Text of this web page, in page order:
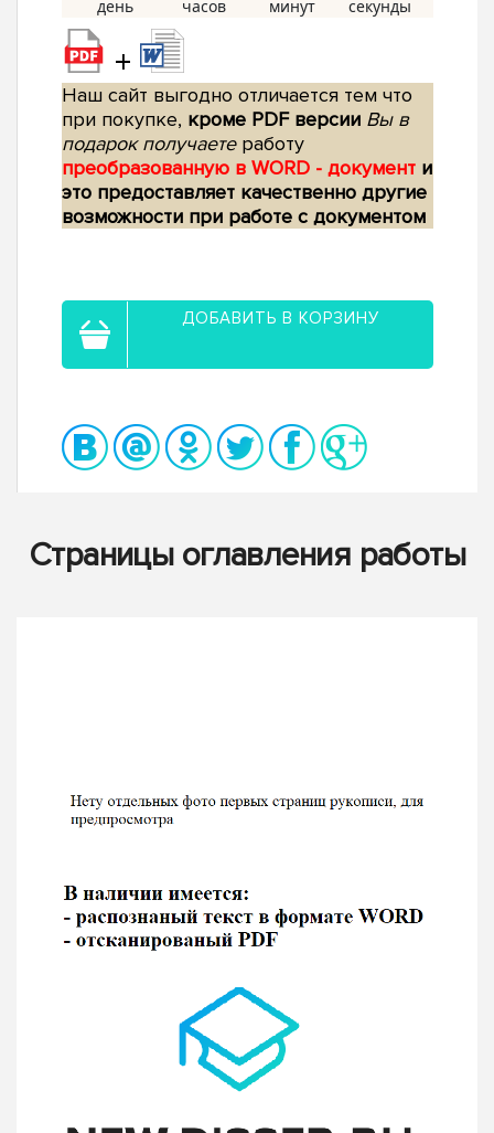
+
Наш сайт выгодно отличается тем что
при покупке, кроме PDF версии Вы в
подарок получаетеработу
преобразованную в WORD - документ и
это предоставляет качественно другие
возможности при работе с документом
ДОБАВИТЬ В КОРЗИНУ
Страницы оглавления работы